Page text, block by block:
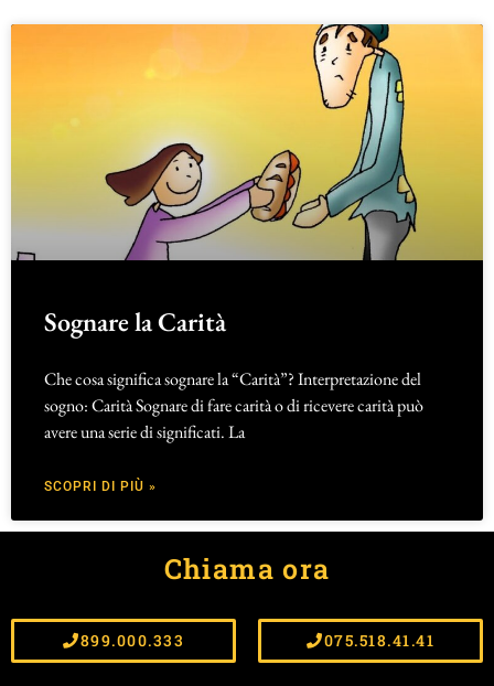
Sognare la Carità
Che cosa significa sognare la “Carità”? Interpretazione del
sogno: Carità Sognare di fare carità o di ricevere carità può
avere una serie di significati. La
SCOPRI DI PIÙ »
Chiama ora
899.000.333 075.518.41.41